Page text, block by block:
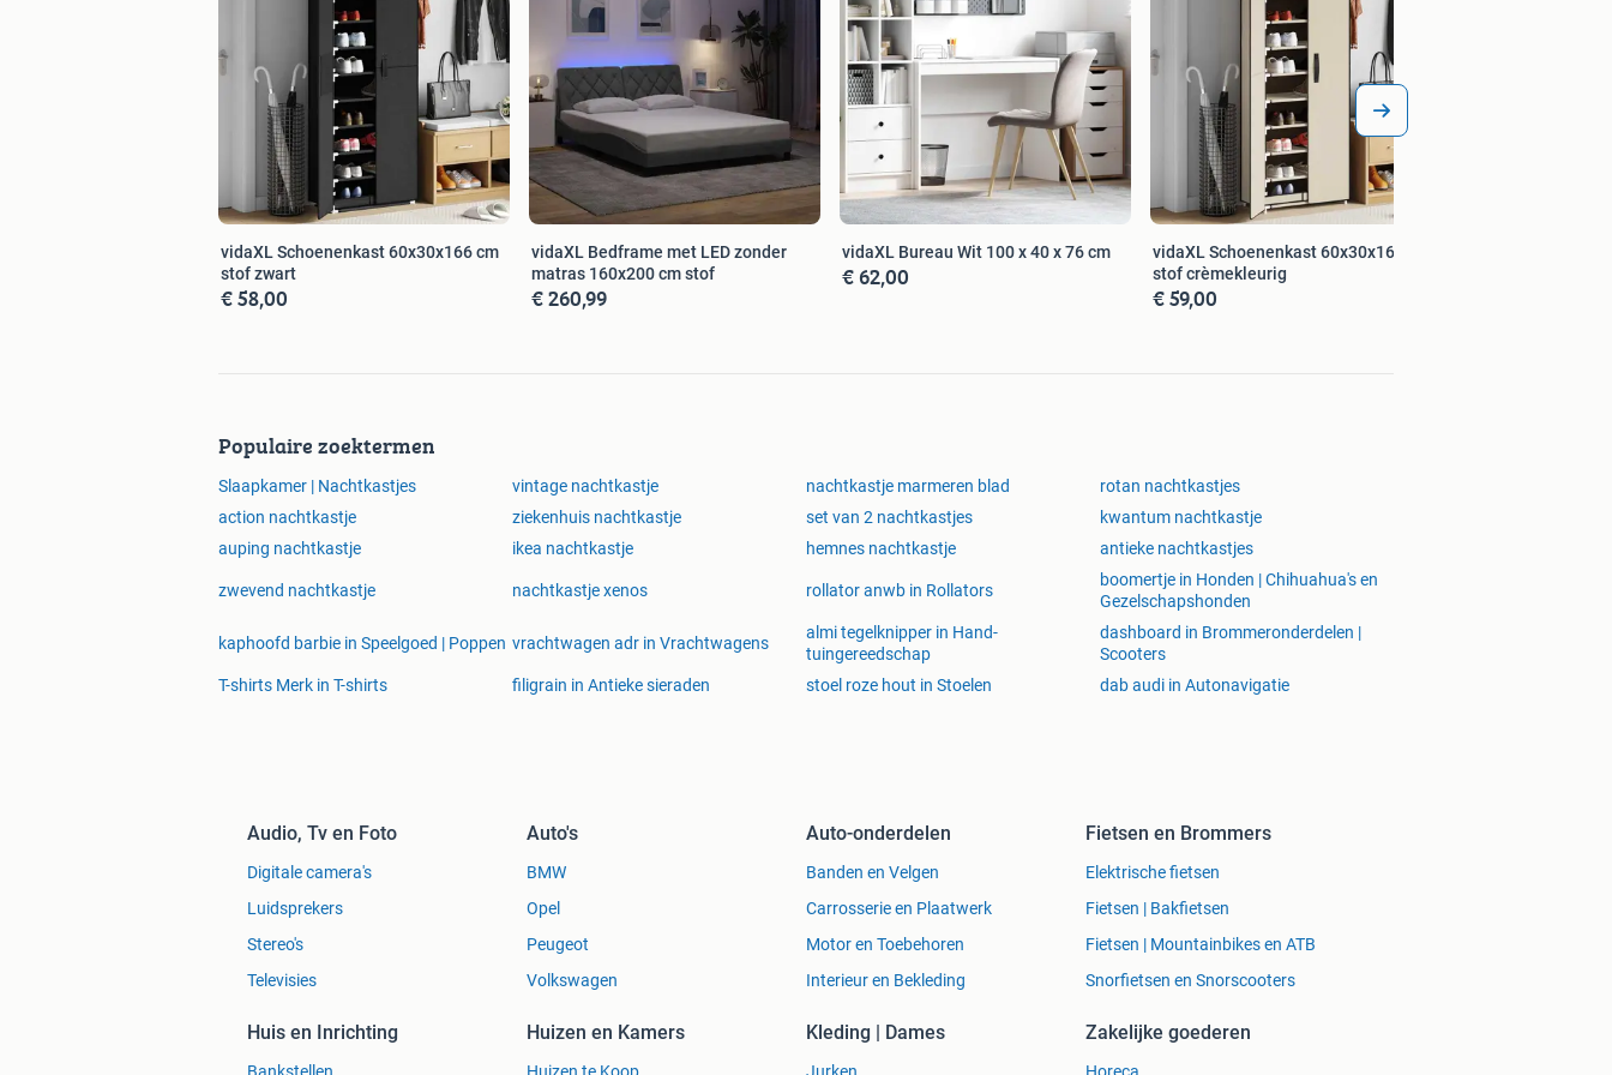
Nieuwe winkels in Zaandam en Tilburg
Ontdek dit product nu op onze website!
vidaXL Schoenenkast 60x30x166 cm
stof zwart
€ 58,00
vidaXL Bedframe met LED zonder
matras 160x200 cm stof
€ 260,99
vidaXL Bureau Wit 100 x 40 x 76 cm
€ 62,00
vidaXL Schoenenkast 60x30x166 cm
stof crèmekleurig
€ 59,00
Populaire zoektermen
Slaapkamer | Nachtkastjes vintage nachtkastje nachtkastje marmeren blad
rotan nachtkastjes
action nachtkastje
ziekenhuis nachtkastje set van 2 nachtkastjes
kwantum nachtkastje
auping nachtkastje
ikea nachtkastje hemnes nachtkastje antieke nachtkastjes
zwevend nachtkastje nachtkastje xenos rollator anwb in Rollators
boomertje in Honden | Chihuahua's en
Gezelschapshonden
kaphoofd barbie in Speelgoed | Poppen vrachtwagen adr in Vrachtwagens
almi tegelknipper in Hand-
tuingereedschap
dashboard in Brommeronderdelen |
Scooters
T-shirts Merk in T-shirts
filigrain in Antieke sieraden stoel roze hout in Stoelen dab audi in Autonavigatie
Audio, Tv en Foto
Digitale camera's
Luidsprekers
Stereo's
Televisies
Auto's
BMW
Opel
Peugeot
Volkswagen
Auto-onderdelen
Banden en Velgen
Carrosserie en Plaatwerk
Motor en Toebehoren
Interieur en Bekleding
Fietsen en Brommers
Elektrische fietsen
Fietsen | Bakfietsen
Fietsen | Mountainbikes en ATB
Snorfietsen en Snorscooters
Huis en Inrichting Huizen en Kamers Kleding | Dames Zakelijke goederen